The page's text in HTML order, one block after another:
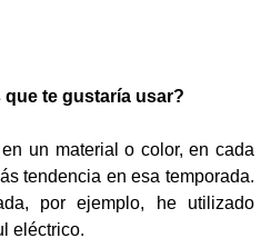
que te gustaría usar?
un material o color, en cada
tendencia en esa temporada.
por ejemplo, he utilizado
eléctrico.